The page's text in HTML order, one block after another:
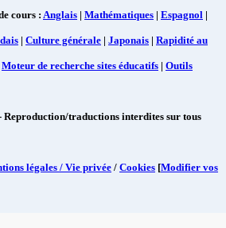
cours : Anglais | Mathématiques | Espagnol |
| Culture générale | Japonais | Rapidité au
Moteur de recherche sites éducatifs | Outils
Reproduction/traductions interdites sur tous
légales / Vie privée / Cookies [Modifier vos